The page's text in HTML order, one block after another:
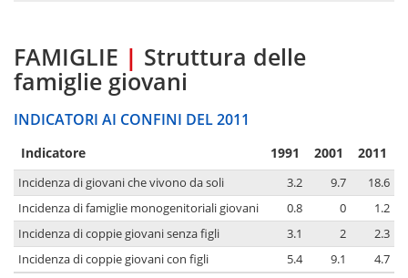
FAMIGLIE | Struttura delle
famiglie giovani
INDICATORI AI CONFINI DEL 2011
Indicatore 1991 2001 2011
Incidenza di giovani che vivono da soli 3.2 9.7
18.6
Incidenza di famiglie monogenitoriali giovani
0.8 0
1.2
Incidenza di coppie giovani senza figli
3.1 2
2.3
Incidenza di coppie giovani con figli
5.4 9.1 4.7